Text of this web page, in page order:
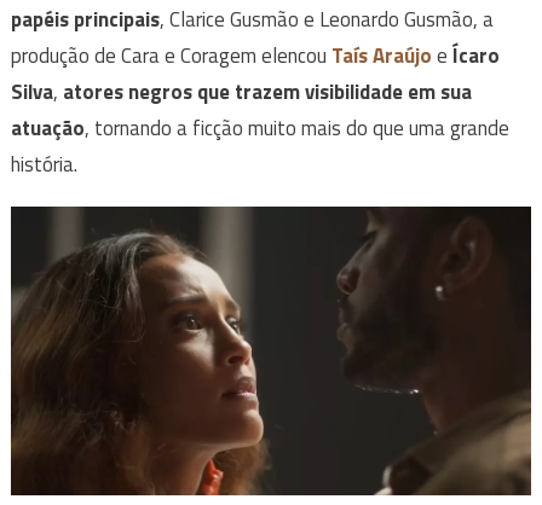
papéis principais, Clarice Gusmão e Leonardo Gusmão, a
produção de Cara e Coragem elencou Taís AraújoeÍcaro
Silva, atores negros que trazem visibilidade em sua
atuação, tornando a ficção muito mais do que uma grande
história.